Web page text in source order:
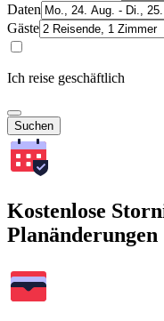
Daten
Gäste
Ich reise geschäftlich
Suchen
Kostenlose
Planänderungen